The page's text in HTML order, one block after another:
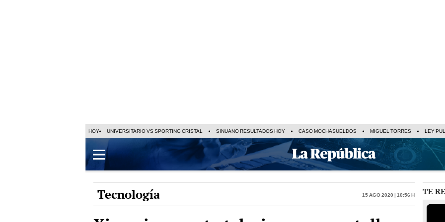
HOY UNIVERSITARIO VS SPORTING CRISTAL SINUANO RESULTADOS HOY CASO MOCHASUELDOS MIGUEL TORRES LEY
Tecnología 15 Ago 2020 | 10:56 h TE